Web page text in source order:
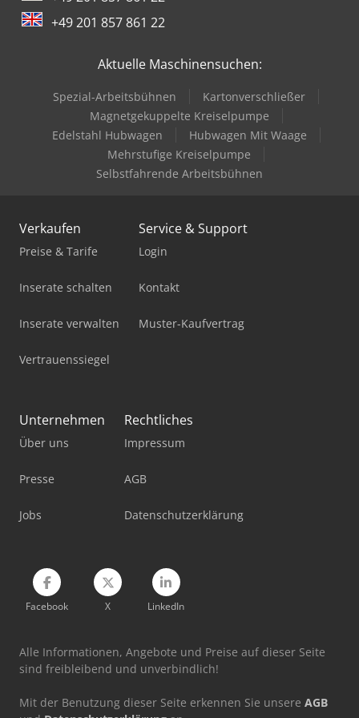
+49 201 857 861 22
Aktuelle Maschinensuchen:
Spezial-Arbeitsbühnen
Kartonverschließer
Magnetgekuppelte Kreiselpumpe
Edelstahl Hubwagen
Hubwagen Mit Waage
Mehrstufige Kreiselpumpe
Selbstfahrende Arbeitsbühnen
Verkaufen
Preise & Tarife
Inserate schalten
Inserate verwalten
Vertrauenssiegel
Service & Support
Login
Kontakt
Muster-Kaufvertrag
Unternehmen
Über uns
Presse
Jobs
Rechtliches
Impressum
AGB
Datenschutzerklärung
Facebook X LinkedIn
Alle Informationen, Angebote und Preise auf dieser Seite
sind freibleibend und unverbindlich!
Mit der Benutzung dieser Seite erkennen Sie unsere AGB